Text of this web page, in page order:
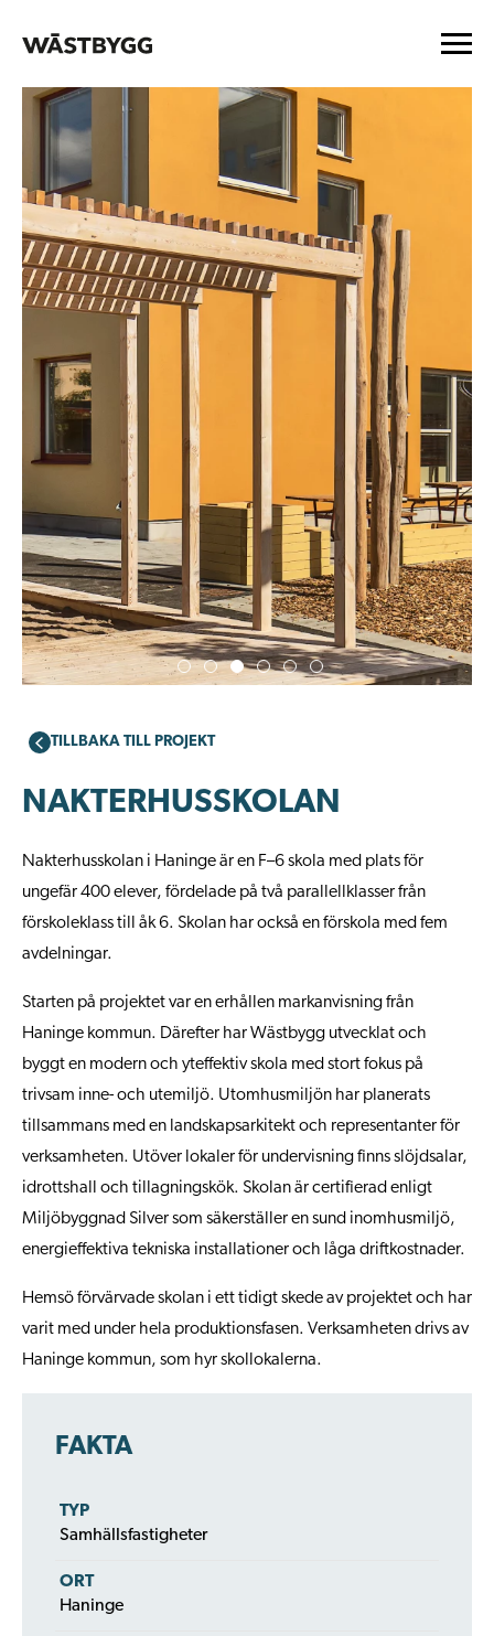
TILLBAKA TILL PROJEKT
NAKTERHUSSKOLAN
Nakterhusskolan i Haninge är en F–6 skola med plats för
ungefär 400 elever, fördelade på två parallellklasser från
förskoleklass till åk 6. Skolan har också en förskola med fem
avdelningar.
Starten på projektet var en erhållen markanvisning från
Haninge kommun. Därefter har Wästbygg utvecklat och
byggt en modern och yteffektiv skola med stort fokus på
trivsam inne- och utemiljö. Utomhusmiljön har planerats
tillsammans med en landskapsarkitekt och representanter för
verksamheten. Utöver lokaler för undervisning finns slöjdsalar,
idrottshall och tillagningskök. Skolan är certifierad enligt
Miljöbyggnad Silver som säkerställer en sund inomhusmiljö,
energieffektiva tekniska installationer och låga driftkostnader.
Hemsö förvärvade skolan i ett tidigt skede av projektet och har
varit med under hela produktionsfasen. Verksamheten drivs av
Haninge kommun, som hyr skollokalerna.
FAKTA
TYP
Samhällsfastigheter
ORT
Haninge